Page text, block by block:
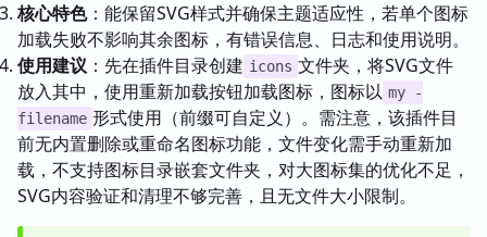
核心特色：能保留SVG样式并确保主题适应性，若单个图标
加载失败不影响其余图标，有错误信息、日志和使用说明。
使用建议 ：先在插件目录创建 icons 文件夹，将SVG文件
放入其中，使用重新加载按钮加载图标，图标以 my -
filename 形式使用（前缀可自定义）。需注意，该插件目
前无内置删除或重命名图标功能，文件变化需手动重新加
载，不支持图标目录嵌套文件夹，对大图标集的优化不足，
SVG内容验证和清理不够完善，且无文件大小限制。